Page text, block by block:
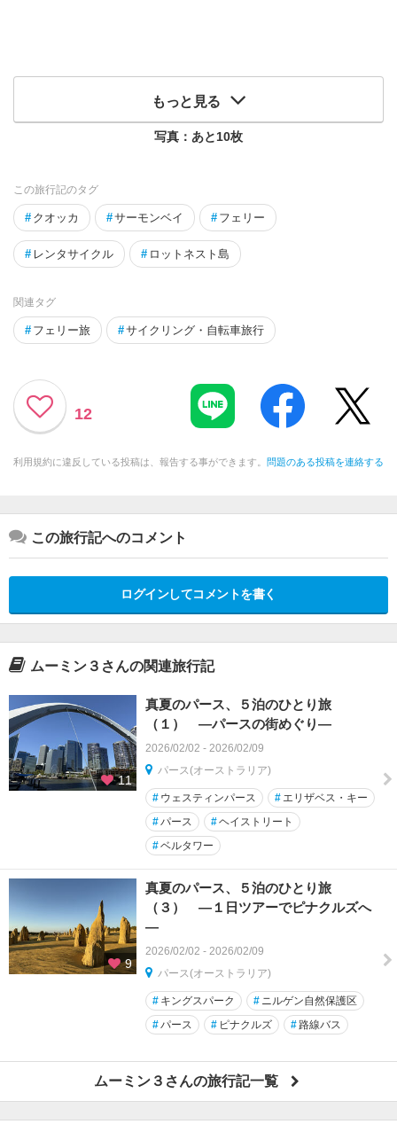
もっと見る
写真：あと10枚
この旅行記のタグ
# クオッカ #サーモンベイ # フェリー
# レンタサイクル # ロットネスト島
関連タグ
# フェリー旅 #サイクリング・自転車旅行
12
利用規約に違反している投稿は、報告する事ができます。 問題のある投稿を連絡する
この旅行記へのコメント
ログインしてコメントを書く
ムーミン３さんの関連旅行記
11
真夏のパース、５泊のひとり旅
（１） ―パースの街めぐり―
2026/02/02 - 2026/02/09
パース(オーストラリア)
# ウェスティンパース # エリザベス・キー
#パース #ヘイストリート
#ベルタワー
9
真夏のパース、５泊のひとり旅
（３） ―１日ツアーでピナクルズへ
―
2026/02/02 - 2026/02/09
パース(オーストラリア)
# キングスパーク # ニルゲン自然保護区
#パース # ピナクルズ #路線バス
ムーミン３さんの旅行記一覧